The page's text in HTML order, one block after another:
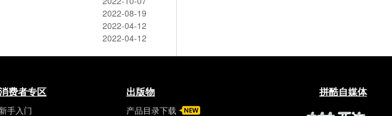
2022-08-19
2022-04-12
2022-04-12
费者专区
新手入门
出版物
产品目录下载
拼酷自媒体